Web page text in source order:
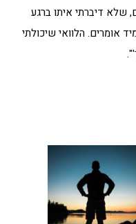
שלא דיברתי איתו ברגע
אומרים. הלוואי שיכולתי